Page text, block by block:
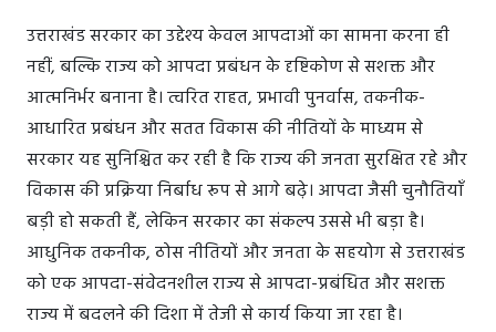
उत्तराखंड सरकार का उद्देश्य केवल आपदाओं का सामना करना ही
नहीं, बल्कि राज्य को आपदा प्रबंधन के दृष्टिकोण से सशक्त और
आत्मनिर्भर बनाना है। त्वरित राहत, प्रभावी पुनर्वास, तकनीक-
आधारित प्रबंधन और सतत विकास की नीतियों के माध्यम से
सरकार यह सुनिश्चित कर रही है कि राज्य की जनता सुरक्षित रहे और
विकास की प्रक्रिया निर्बाध रूप से आगे बढ़े। आपदा जैसी चुनौतियाँ
बड़ी हो सकती हैं, लेकिन सरकार का संकल्प उससे भी बड़ा है।
आधुनिक तकनीक, ठोस नीतियों और जनता के सहयोग से उत्तराखंड
को एक आपदा-संवेदनशील राज्य से आपदा-प्रबंधित और सशक्त
राज्य में बदलने की दिशा में तेजी से कार्य किया जा रहा है।